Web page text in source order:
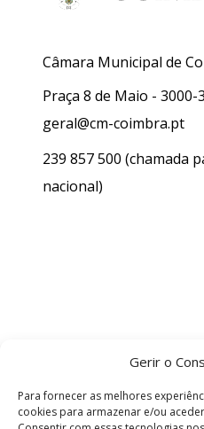
Gerir o
Para fornecer as melhores
cookies para armazenar e/ou
Câmara Municipal de
Praça 8 de Maio - 3000-
geral@cm-coimbra.pt
239 857 500 (chamada
nacional)